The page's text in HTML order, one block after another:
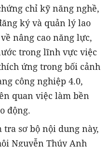
chỉ kỹ năng nghề,
ký và quản lý lao
nâng cao năng lực,
trong lĩnh vực việc
ứng trong bối cảnh
công nghiệp 4.0,
quan việc làm bền
động.
tra sơ bộ nội dung này,
Nguyễn Thúy Anh